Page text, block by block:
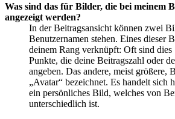
Was sind das für Bilder, die bei meinem
angezeigt werden?
In der Beitragsansicht können zwei
Benutzernamen stehen. Eines dieser
deinem Rang verknüpft: Oft sind dies
Punkte, die deine Beitragszahl oder
angeben. Das andere, meist größere,
„Avatar“ bezeichnet. Es handelt sich
ein persönliches Bild, welches von
unterschiedlich ist.